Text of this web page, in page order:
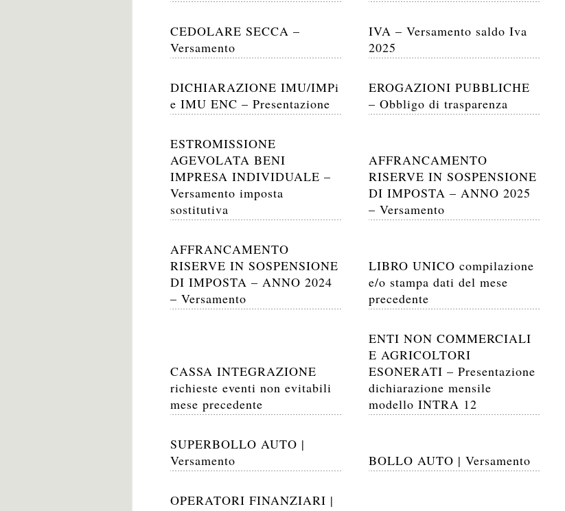
CEDOLARE SECCA –
Versamento
IVA – Versamento saldo Iva
2025
DICHIARAZIONE IMU/IMPi
e IMU ENC – Presentazione
EROGAZIONI PUBBLICHE
– Obbligo di trasparenza
ESTROMISSIONE
AGEVOLATA BENI
IMPRESA INDIVIDUALE –
Versamento imposta
sostitutiva
AFFRANCAMENTO
RISERVE IN SOSPENSIONE
DI IMPOSTA – ANNO 2025
– Versamento
AFFRANCAMENTO
RISERVE IN SOSPENSIONE
DI IMPOSTA – ANNO 2024
– Versamento
LIBRO UNICO compilazione
e/o stampa dati del mese
precedente
CASSA INTEGRAZIONE
richieste eventi non evitabili
mese precedente
ENTI NON COMMERCIALI
E AGRICOLTORI
ESONERATI – Presentazione
dichiarazione mensile
modello INTRA 12
SUPERBOLLO AUTO |
Versamento
BOLLO AUTO | Versamento
OPERATORI FINANZIARI |